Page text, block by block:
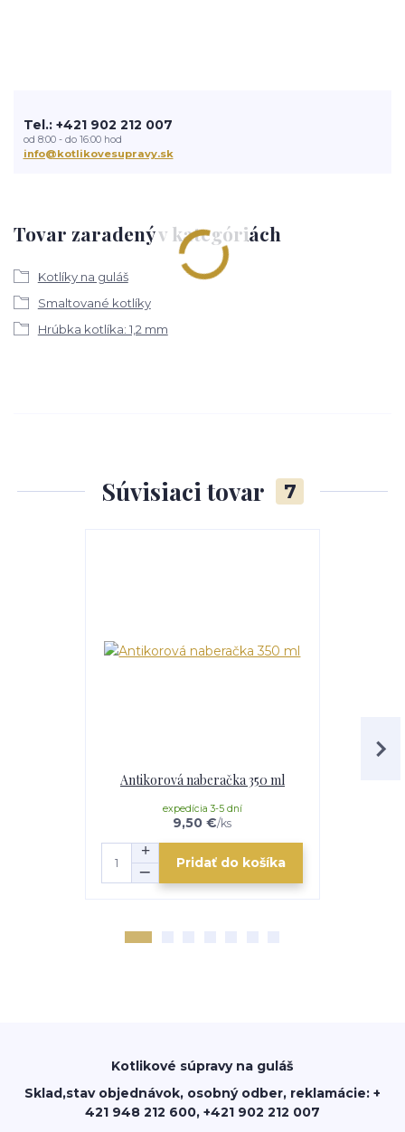
Tovar zaradený v kategóriách
Kotlíky na guláš
Smaltované kotlíky
Hrúbka kotlíka: 1,2 mm
Tel.: +421 902 212 007
od 8:00 - do 16:00 hod
info@kotlikovesupravy.sk
Súvisiaci tovar 7
Antikorová naberačka 350 ml
9,50 €/ks
expedícia 3-5 dní
Pridať do košíka
Kotlikové súpravy na guláš
Sklad,stav objednávok, osobný odber, reklamácie: +
421 948 212 600, +421 902 212 007